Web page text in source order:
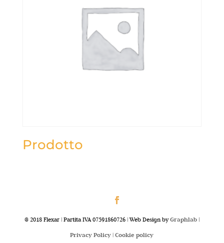
Prodotto
@ 2018 Flexar | Partita IVA 07591860726 | Web Design byGraphlab|
Privacy Policy |Cookie policy